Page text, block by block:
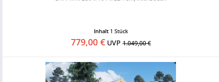
Inhalt 1 Stück
779,00 €UVP1.049,00 €